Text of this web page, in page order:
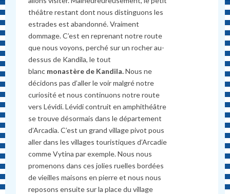
théâtre restant dont nous distinguons les
estrades est abandonné. Vraiment
dommage. C’est en reprenant notre route
que nous voyons, perché sur un rocher au-
dessus de Kandila, le tout
blanc monastère de Kandila.Nous ne
décidons pas d’aller le voir malgré notre
curiosité et nous continuons notre route
vers Lévidi. Lévidi contruit en amphithéâtre
se trouve désormais dans le département
d’Arcadia. C’est un grand village pivot pous
aller dans les villages touristiques d’Arcadie
comme Vytina par exemple. Nous nous
promenons dans ces jolies ruelles bordées
de vieilles maisons en pierre et nous nous
reposons ensuite sur la place du village